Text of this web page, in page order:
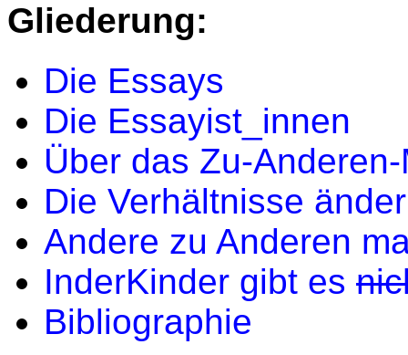
Gliederung:
Die Essays
Die Essayist_innen
Über das Zu-
Die Verhältnisse
Andere zu Anderen
InderKinder gibt es
Bibliographie